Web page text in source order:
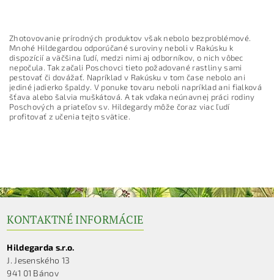
Zhotovovanie prírodných produktov však nebolo bezproblémové.
Mnohé Hildegardou odporúčané suroviny neboli v Rakúsku k
dispozícií a väčšina ľudí, medzi nimi aj odborníkov, o nich vôbec
nepočula. Tak začali Poschovci tieto požadované rastliny sami
pestovať či dovážať. Napríklad v Rakúsku v tom čase nebolo ani
jediné jadierko špaldy. V ponuke tovaru neboli napríklad ani fialková
šťava alebo šalvia muškátová. A tak vďaka neúnavnej práci rodiny
Poschových a priateľov sv. Hildegardy môže čoraz viac ľudí
profitovať z učenia tejto svätice.
KONTAKTNÉ INFORMÁCIE
Hildegarda s.r.o.
J. Jesenského 13
941 01 Bánov